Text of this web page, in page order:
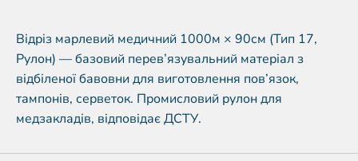
Відріз марлевий медичний 1000м × 90см (Тип 17,
Рулон) — базовий перев’язувальний матеріал з
відбіленої бавовни для виготовлення пов’язок,
тампонів, серветок. Промисловий рулон для
медзакладів, відповідає ДСТУ.